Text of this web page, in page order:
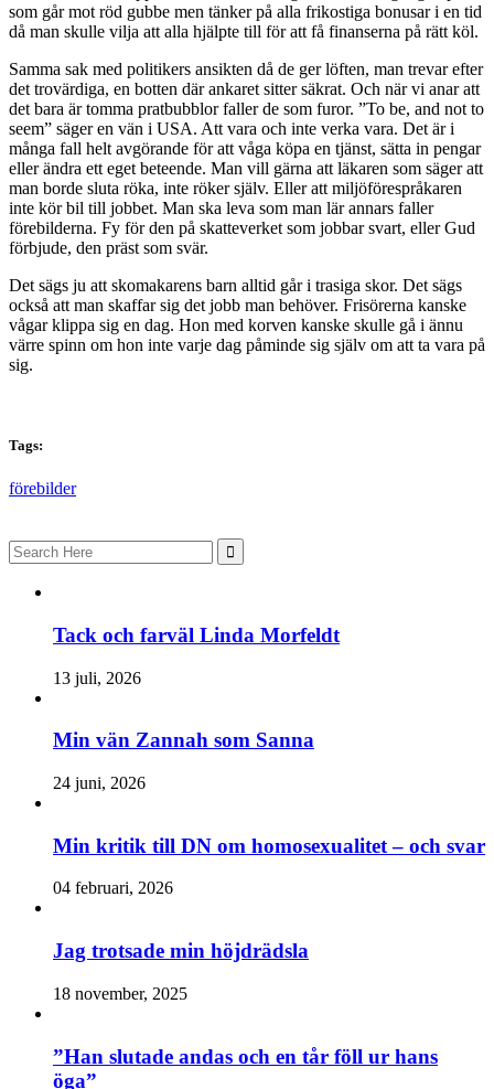
som går mot röd gubbe men tänker på alla frikostiga bonusar i en tid
då man skulle vilja att alla hjälpte till för att få finanserna på rätt köl.
Samma sak med politikers ansikten då de ger löften, man trevar efter
det trovärdiga, en botten där ankaret sitter säkrat. Och när vi anar att
det bara är tomma pratbubblor faller de som furor. ”To be, and not to
seem” säger en vän i USA. Att vara och inte verka vara. Det är i
många fall helt avgörande för att våga köpa en tjänst, sätta in pengar
eller ändra ett eget beteende. Man vill gärna att läkaren som säger att
man borde sluta röka, inte röker själv. Eller att miljöförespråkaren
inte kör bil till jobbet. Man ska leva som man lär annars faller
förebilderna. Fy för den på skatteverket som jobbar svart, eller Gud
förbjude, den präst som svär.
Det sägs ju att skomakarens barn alltid går i trasiga skor. Det sägs
också att man skaffar sig det jobb man behöver. Frisörerna kanske
vågar klippa sig en dag. Hon med korven kanske skulle gå i ännu
värre spinn om hon inte varje dag påminde sig själv om att ta vara på
sig.
Tags:
förebilder
Search
for:
Tack och farväl Linda Morfeldt
13 juli, 2026
Min vän Zannah som Sanna
24 juni, 2026
Min kritik till DN om homosexualitet – och svar
04 februari, 2026
Jag trotsade min höjdrädsla
18 november, 2025
”Han slutade andas och en tår föll ur hans
öga”